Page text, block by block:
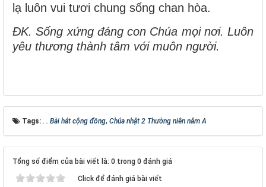
lạ luôn vui tươi chung sống chan hòa.
ĐK. Sống xứng đáng con Chúa mọi nơi. Luôn
yêu thương thành tâm với muôn người.
Tags: . . Bài hát cộng đồng, Chúa nhật 2 Thường niên năm A
Tổng số điểm của bài viết là: 0 trong 0 đánh giá
Click để đánh giá bài viết